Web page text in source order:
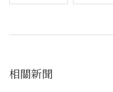
相關新聞